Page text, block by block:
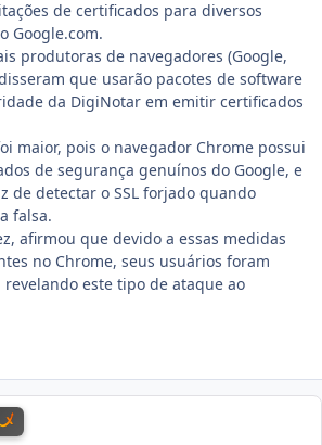
de certificados para diversos
Google.com.
produtoras de navegadores (Google,
que usarão pacotes de software
da DigiNotar em emitir certificados
maior, pois o navegador Chrome possui
de segurança genuínos do Google, e
de detectar o SSL forjado quando
falsa.
afirmou que devido a essas medidas
no Chrome, seus usuários foram
este tipo de ataque ao